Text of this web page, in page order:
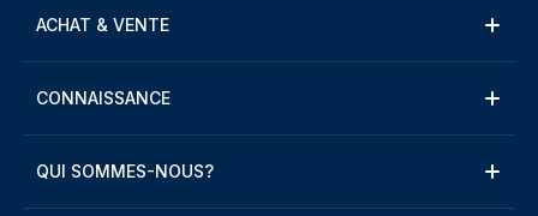
ACHAT & VENTE
CONNAISSANCE
QUI SOMMES-NOUS?